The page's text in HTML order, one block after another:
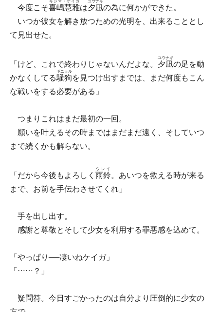
今度こそ喜嶋慧雅
キジマ・ケイガ
は夕凪
ユウナギ
の為に何かができた。
いつか彼女を解き放つための光明を、出来ることとし
て見出せた。
「けど、これで終わりじゃないんだよな。 夕凪
ユウナギ
の足を動
かなくしてる騒狗
ギニョル
を見つけ出すまでは、まだ何度もこん
な戦いをする必要がある」
つまりこれはまだ最初の一回。
願いを叶えるその時まではまだまだ遠く、そしていつ
まで続くかも解らない。
「だから今後もよろしく 雨鈴
ウレイ
。あいつを救える時が来る
まで、お前を手伝わさせてくれ」
手を出し出す。
感謝と尊敬とそして少女を利用する罪悪感を込めて。
「やっぱり──凄いねケイガ」
「……？」
疑問符。今日すごかったのは自分より圧倒的に少女の